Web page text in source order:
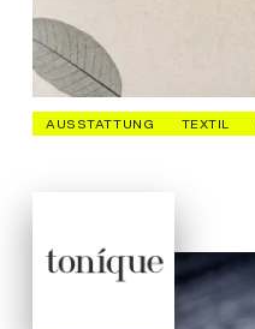
AUSSTATTUNG TEXTIL